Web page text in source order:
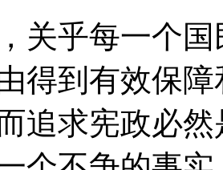
关乎每一个
得到有效保
追求宪政必